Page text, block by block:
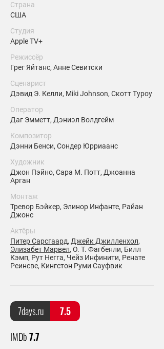
Страна
США
Студия
Apple TV+
Режиссёр
Грег Яйтанс, Анне Севитски
Сценарист
Дэвид Э. Келли, Miki Johnson, Скотт Туроу
Оператор
Даг Эмметт, Дэниэл Волдгейм
Композитор
Дэнни Бенси, Сондер Юрриаанс
Художник
Джон Пэйно, Сара М. Потт, Джоанна
Арган
Монтаж
Тревор Бэйкер, Элинор Инфанте, Райан
Джонс
Актёры
Питер Сарсгаард, Джейк Джилленхол,
Элизабет Марвел, О. Т. Фагбенли, Билл
Кэмп, Рут Негга, Чейз Инфинити, Ренате
Реинсве, Кингстон Руми Сауфвик
7days.ru
7.5
IMDb7.7